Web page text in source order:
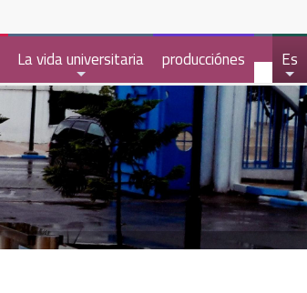
+
La vida universitaria producciónes
+
Es